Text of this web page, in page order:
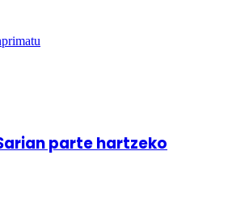
parte hartzeko